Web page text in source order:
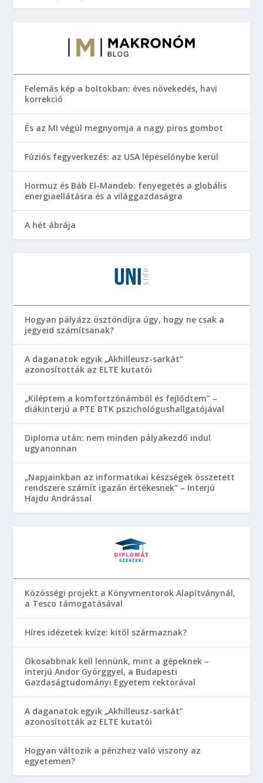
Felemás kép a boltokban: éves növekedés, havi
korrekció
És az MI végül megnyomja a nagy piros gombot
Fúziós fegyverkezés: az USA lépéselőnybe kerül
Hormuz és Báb El-Mandeb: fenyegetés a globális
energiaellátásra és a világgazdaságra
A hét ábrája
Hogyan pályázz ösztöndíjra úgy, hogy ne csak a
jegyeid számítsanak?
A daganatok egyik „Akhilleusz-sarkát”
azonosították az ELTE kutatói
„Kiléptem a komfortzónámból és fejlődtem” –
diákinterjú a PTE BTK pszichológushallgatójával
Diploma után: nem minden pályakezdő indul
ugyanonnan
„Napjainkban az informatikai készségek összetett
rendszere számít igazán értékesnek” – Interjú
Hajdu Andrással
Közösségi projekt a Könyvmentorok Alapítványnál,
a Tesco támogatásával
Híres idézetek kvíze: kitől származnak?
Okosabbnak kell lennünk, mint a gépeknek –
interjú Andor Györggyel, a Budapesti
Gazdaságtudományi Egyetem rektorával
A daganatok egyik „Akhilleusz-sarkát”
azonosították az ELTE kutatói
Hogyan változik a pénzhez való viszony az
egyetemen?